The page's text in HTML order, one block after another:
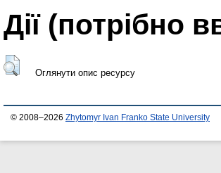
Дії ​​(потрібно
Оглянути опис ресурсу
© 2008–2026 Zhytomyr Ivan Franko State University